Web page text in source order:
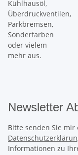
Kühlhausöl,
Überdruckventilen,
Parkbremsen,
Sonderfarben
oder vielem
mehr aus.
Newsletter
Bitte senden Sie
Informationen zu